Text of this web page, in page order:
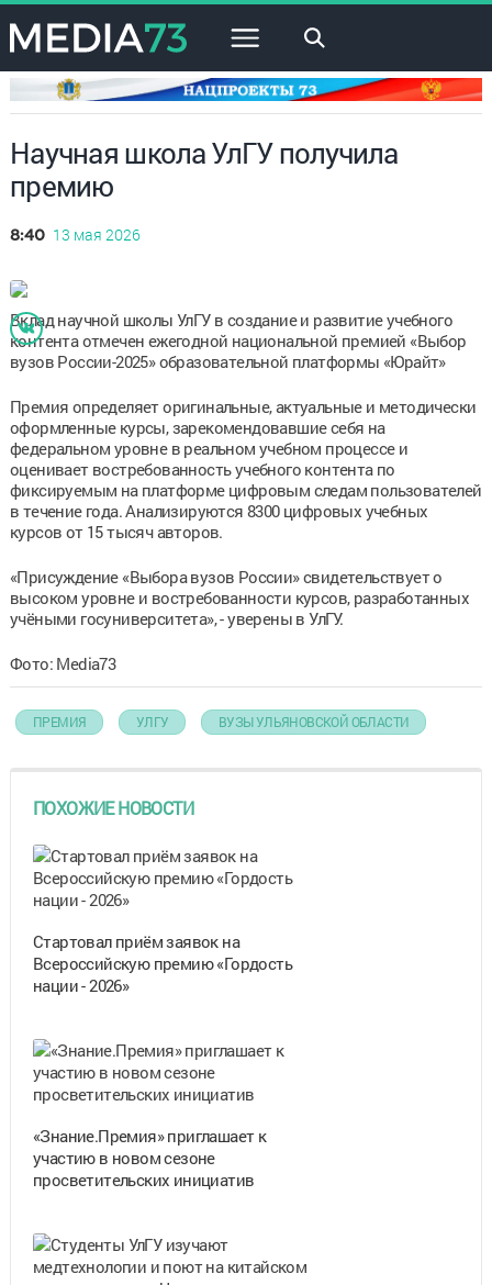
×
Научная школа УлГУ получила
премию
8:40 13 мая 2026
Вклад научной школы УлГУ в создание и развитие учебного
контента отмечен ежегодной национальной премией «Выбор
вузов России-2025» образовательной платформы «Юрайт»
Премия определяет оригинальные, актуальные и методически
оформленные курсы, зарекомендовавшие себя на
федеральном уровне в реальном учебном процессе и
оценивает востребованность учебного контента по
фиксируемым на платформе цифровым следам пользователей
в течение года. Анализируются 8300 цифровых учебных
курсов от 15 тысяч авторов.
«Присуждение «Выбора вузов России» свидетельствует о
высоком уровне и востребованности курсов, разработанных
учёными госуниверситета», - уверены в УлГУ.
Фото: Media73
ПРЕМИЯ УЛГУ ВУЗЫ УЛЬЯНОВСКОЙ ОБЛАСТИ
ПОХОЖИЕ НОВОСТИ
Стартовал приём заявок на
Всероссийскую премию «Гордость
нации - 2026»
«Знание.Премия» приглашает к
участию в новом сезоне
просветительских инициатив